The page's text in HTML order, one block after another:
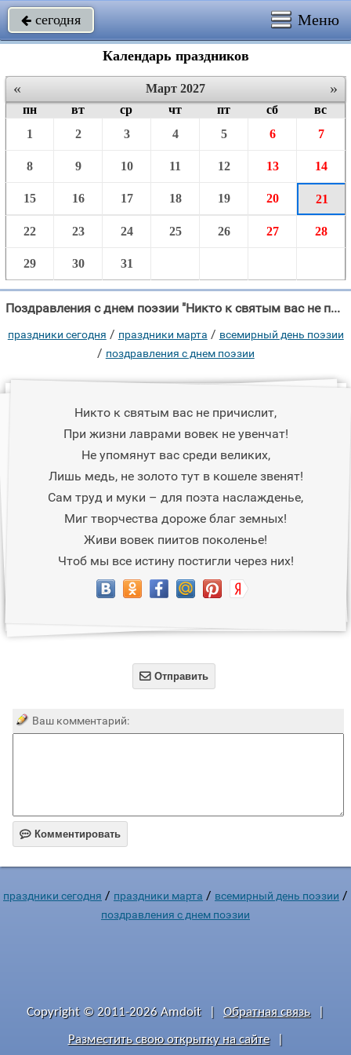
 сегодня Меню
Календарь праздников
« »
Март 2027
пн
вт ср чт пт сб
вс
1
2 3 4 5 6 7
8 9 10 11 12 13 14
15 16 17 18 19 20 21
22 23 24 25 26 27 28
29 30 31
Поздравления с днем поэзии "Никто к святым вас не причислит, При жизни лаврами вовек не увенчат!"
праздники сегодня / праздники марта / всемирный день поэзии
/ поздравления с днем поэзии
Никто к святым вас не причислит,
При жизни лаврами вовек не увенчат!
Не упомянут вас среди великих,
Лишь медь, не золото тут в кошеле звенят!
Сам труд и муки – для поэта наслажденье,
Миг творчества дороже благ земных!
Живи вовек пиитов поколенье!
Чтоб мы все истину постигли через них!
 Отправить
Ваш комментарий:
 Комментировать
праздники сегодня / праздники марта / всемирный день поэзии /
поздравления с днем поэзии
Copyright © 2011-2026 Amdoit Обратная связь
Разместить свою открытку на сайте